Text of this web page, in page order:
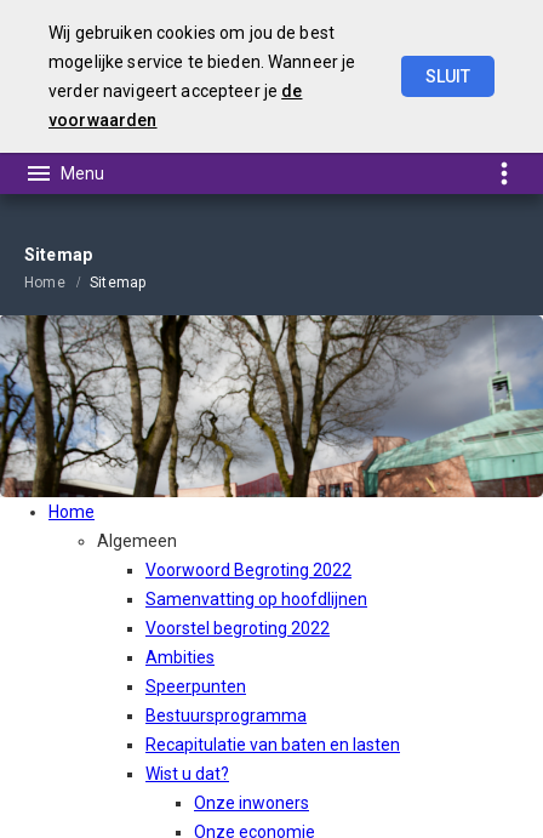
Wij gebruiken cookies om jou de best
mogelijke service te bieden. Wanneer je
verder navigeert accepteer je de
voorwaarden
SLUIT
Sitemap
Home Sitemap
Home
Algemeen
Voorwoord Begroting 2022
Samenvatting op hoofdlijnen
Voorstel begroting 2022
Ambities
Speerpunten
Bestuursprogramma
Recapitulatie van baten en lasten
Wist u dat?
Onze inwoners
Onze economie